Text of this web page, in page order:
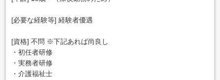
[必要な経験等] 経験者優遇
[資格] 不問 ※下記あれば尚良し
・初任者研修
・実務者研修
・介護福祉士